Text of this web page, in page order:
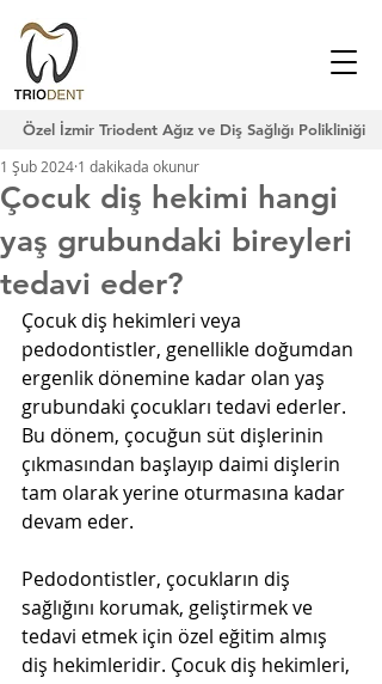
Özel İzmir Triodent Ağız ve Diş Sağlığı Polikliniği
Çocuk diş hekimi hangi
yaş grubundaki bireyleri
tedavi eder?
1 Şub 2024 1 dakikada okunur
Çocuk diş hekimleri veya
pedodontistler, genellikle doğumdan
ergenlik dönemine kadar olan yaş
grubundaki çocukları tedavi ederler.
Bu dönem, çocuğun süt dişlerinin
çıkmasından başlayıp daimi dişlerin
tam olarak yerine oturmasına kadar
devam eder.
Pedodontistler, çocukların diş
sağlığını korumak, geliştirmek ve
tedavi etmek için özel eğitim almış
diş hekimleridir. Çocuk diş hekimleri,